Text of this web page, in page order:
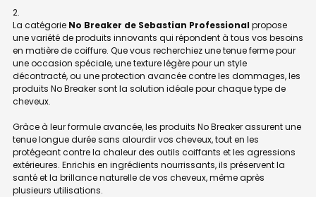
La catégorie No Breaker de Sebastian Professional propose
une variété de produits innovants qui répondent à tous vos besoins
en matière de coiffure. Que vous recherchiez une tenue ferme pour
une occasion spéciale, une texture légère pour un style
décontracté, ou une protection avancée contre les dommages, les
produits No Breaker sont la solution idéale pour chaque type de
cheveux.
Grâce à leur formule avancée, les produits No Breaker assurent une
tenue longue durée sans alourdir vos cheveux, tout en les
protégeant contre la chaleur des outils coiffants et les agressions
extérieures. Enrichis en ingrédients nourrissants, ils préservent la
santé et la brillance naturelle de vos cheveux, même après
plusieurs utilisations.